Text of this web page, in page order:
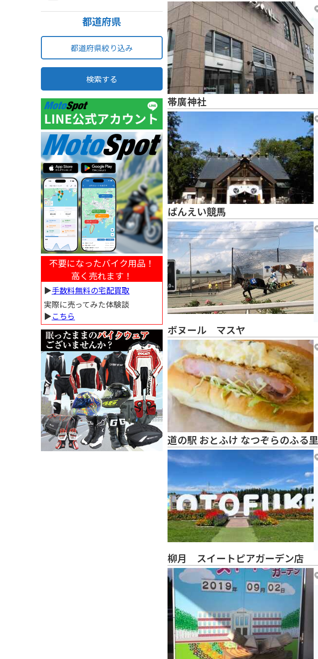
都道府県
都道府県絞り込み
検索する
不要になったバイク用品！
高く売れます！
▶︎手数料無料の宅配買取
実際に売ってみた体験談
▶︎こちら
帯廣神社
ばんえい競馬
ボヌール マスヤ
道の駅 おとふけ なつぞらのふる里
柳月 スイートピアガーデン店